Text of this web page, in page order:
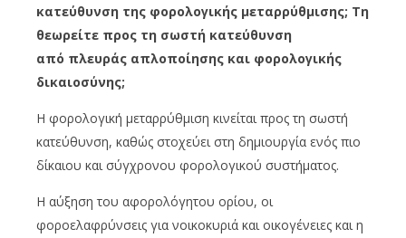
κατεύθυνση της φορολογικής μεταρρύθμισης; Τη
θεωρείτε προς τη σωστή κατεύθυνση
από πλευράς απλοποίησης και φορολογικής
δικαιοσύνης;
Η φορολογική μεταρρύθμιση κινείται προς τη σωστή
κατεύθυνση, καθώς στοχεύει στη δημιουργία ενός πιο
δίκαιου και σύγχρονου φορολογικού συστήματος.
Η αύξηση του αφορολόγητου ορίου, οι
φοροελαφρύνσεις για νοικοκυριά και οικογένειες και η